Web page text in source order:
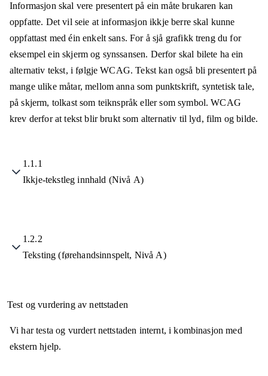
Informasjon skal vere presentert på ein måte brukaren kan
oppfatte. Det vil seie at informasjon ikkje berre skal kunne
oppfattast med éin enkelt sans. For å sjå grafikk treng du for
eksempel ein skjerm og synssansen. Derfor skal bilete ha ein
alternativ tekst, i følgje WCAG. Tekst kan også bli presentert på
mange ulike måtar, mellom anna som punktskrift, syntetisk tale,
på skjerm, tolkast som teiknspråk eller som symbol. WCAG
krev derfor at tekst blir brukt som alternativ til lyd, film og bilde.
1.1.1
Ikkje-tekstleg innhald (Nivå A)
1.2.2
Teksting (førehandsinnspelt, Nivå A)
Test og vurdering av nettstaden
Vi har testa og vurdert nettstaden internt, i kombinasjon med
ekstern hjelp.